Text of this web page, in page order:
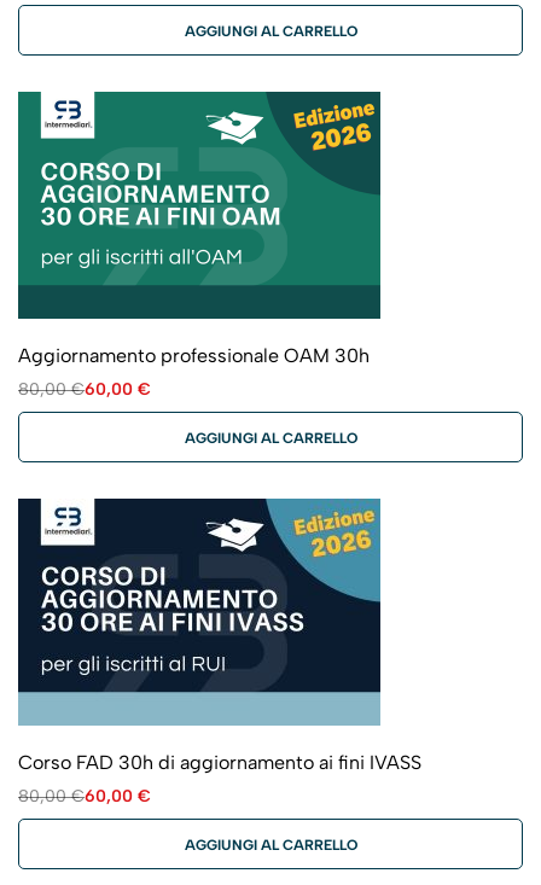
AGGIUNGI AL CARRELLO
Aggiornamento professionale OAM 30h
80,00€60,00 €
AGGIUNGI AL CARRELLO
Corso FAD 30h di aggiornamento ai fini IVASS
80,00€60,00 €
AGGIUNGI AL CARRELLO